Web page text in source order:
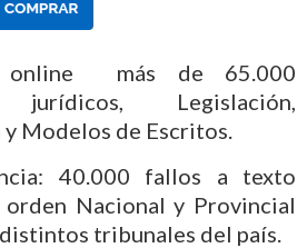
online más de 65.000
jurídicos, Legislación,
Modelos de Escritos.
40.000 fallos a texto
Nacional y Provincial
tribunales del país.